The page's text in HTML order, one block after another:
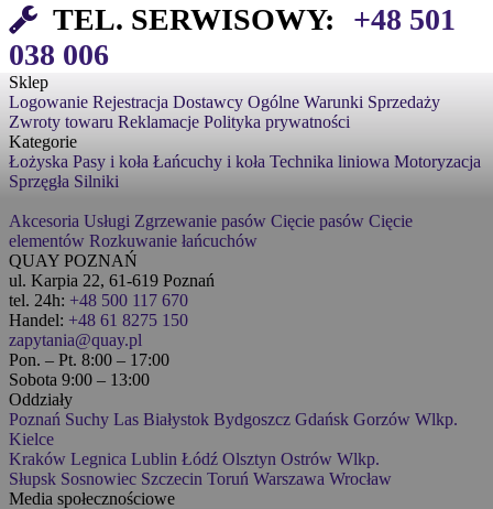
TEL. SERWISOWY:
+48 501
038 006
Sklep
Logowanie Rejestracja Dostawcy Ogólne Warunki Sprzedaży
Zwroty towaru Reklamacje Polityka prywatności
Kategorie
Łożyska Pasy i koła Łańcuchy i koła Technika liniowa Motoryzacja
Sprzęgła Silniki
Akcesoria Usługi Zgrzewanie pasów Cięcie pasów Cięcie
elementów Rozkuwanie łańcuchów
QUAY POZNAŃ
ul. Karpia 22, 61-619 Poznań
tel. 24h: +48 500 117 670
Handel: +48 61 8275 150
zapytania@quay.pl
Pon. – Pt. 8:00 – 17:00
Sobota 9:00 – 13:00
Oddziały
Poznań Suchy Las Białystok Bydgoszcz Gdańsk Gorzów Wlkp.
Kielce
Kraków Legnica Lublin Łódź Olsztyn Ostrów Wlkp.
Słupsk Sosnowiec Szczecin Toruń Warszawa Wrocław
Media społecznościowe